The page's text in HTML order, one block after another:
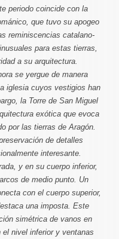
periodo coincide con la
que tuvo su apogeo
reminiscencias catalano-
para estas tierras,
a su arquitectura.
se yergue de manera
iglesia cuyos vestigios han
la Torre de San Miguel
exótica que evoca
por las tierras de Aragón.
de detalles
interesante.
y en su cuerpo inferior,
de medio punto. Un
con el cuerpo superior,
una imposta. Este
simétrica de vanos en
nivel inferior y ventanas